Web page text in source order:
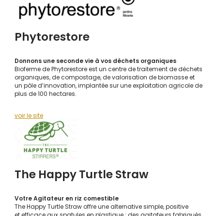
Phytorestore
Donnons une seconde vie à vos déchets organiques
Bioferme de Phytorestore est un centre de traitement de déchets
organiques, de compostage, de valorisation de biomasse et
un pôle d’innovation, implantée sur une exploitation agricole de
plus de 100 hectares.
voir le site
The Happy Turtle Straw
Votre Agitateur en riz comestible
The Happy Turtle Straw offre une alternative simple, positive